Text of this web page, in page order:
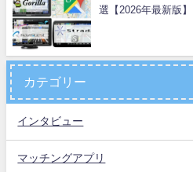
選【2026年最新版】
カテゴリー
インタビュー
マッチングアプリ